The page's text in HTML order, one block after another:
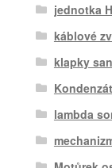
jednotka
káblové
klapky
lambda